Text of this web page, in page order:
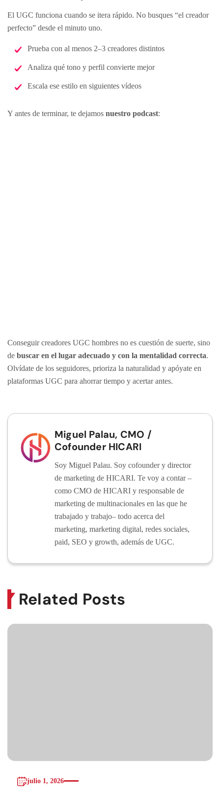
El UGC funciona cuando se itera rápido. No busques “el creador
perfecto” desde el minuto uno.
Prueba con al menos 2–3 creadores distintos
Analiza qué tono y perfil convierte mejor
Escala ese estilo en siguientes vídeos
Y antes de terminar, te dejamos nuestro podcast:
Conseguir creadores UGC hombres no es cuestión de suerte, sino
de buscar en el lugar adecuado y con la mentalidad correcta.
Olvídate de los seguidores, prioriza la naturalidad y apóyate en
plataformas UGC para ahorrar tiempo y acertar antes.
Miguel Palau, CMO /
Cofounder HICARI
Soy Miguel Palau. Soy cofounder y director
de marketing de HICARI. Te voy a contar –
como CMO de HICARI y responsable de
marketing de multinacionales en las que he
trabajado y trabajo– todo acerca del
marketing, marketing digital, redes sociales,
paid, SEO y growth, además de UGC.
Related Posts
julio 1, 2026